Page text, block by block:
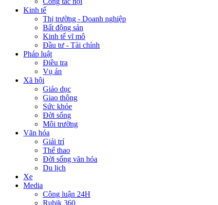
Kinh tế
Thị trường - Doanh nghiệp
Bất động sản
Kinh tế vĩ mô
Đầu tư - Tài chính
Pháp luật
Điều tra
Vụ án
Xã hội
Giáo dục
Giao thông
Sức khỏe
Đời sống
Môi trường
Văn hóa
Giải trí
Thể thao
Đời sống văn hóa
Du lịch
Xe
Media
Công luận 24H
Rubik 360